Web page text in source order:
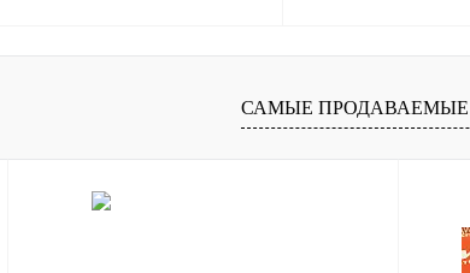
В корзину
Сравнение
В избранное В наличии
Купить в 1 клик
В избранное
САМЫЕ